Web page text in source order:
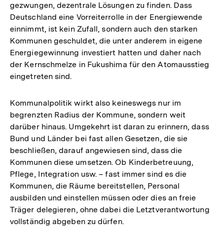
gezwungen, dezentrale Lösungen zu finden. Dass
Deutschland eine Vorreiterrolle in der Energiewende
einnimmt, ist kein Zufall, sondern auch den starken
Kommunen geschuldet, die unter anderem in eigene
Energiegewinnung investiert hatten und daher nach
der Kernschmelze in Fukushima für den Atomausstieg
eingetreten sind.
Kommunalpolitik wirkt also keineswegs nur im
begrenzten Radius der Kommune, sondern weit
darüber hinaus. Umgekehrt ist daran zu erinnern, dass
Bund und Länder bei fast allen Gesetzen, die sie
beschließen, darauf angewiesen sind, dass die
Kommunen diese umsetzen. Ob Kinderbetreuung,
Pflege, Integration usw. – fast immer sind es die
Kommunen, die Räume bereitstellen, Personal
ausbilden und einstellen müssen oder dies an freie
Träger delegieren, ohne dabei die Letztverantwortung
vollständig abgeben zu dürfen.